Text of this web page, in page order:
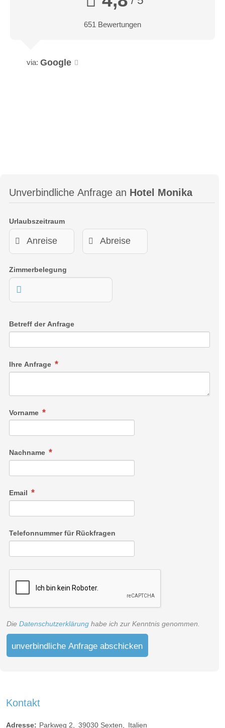
651 Bewertungen
via: Google
Unverbindliche Anfrage an Hotel Monika
Urlaubszeitraum
Zimmerbelegung
Betreff der Anfrage
Ihre Anfrage
Vorname
Nachname
Email
Telefonnummer für Rückfragen
Die Datenschutzerklärung habe ich zur Kenntnis genommen.
unverbindliche Anfrage abschicken
Kontakt
Adresse: Parkweg 2 39030 Sexten
Italien